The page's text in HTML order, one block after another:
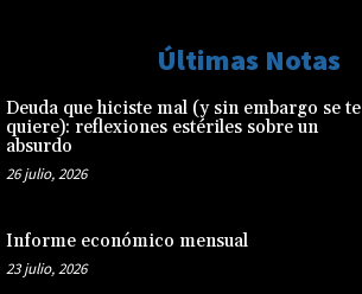
Últimas Notas
Deuda que hiciste mal (y sin embargo se te
quiere): reflexiones estériles sobre un
absurdo
26 julio, 2026
Informe económico mensual
23 julio, 2026